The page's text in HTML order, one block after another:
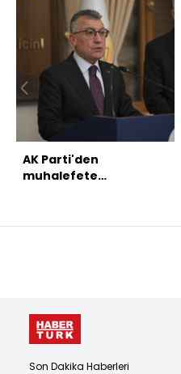
AK Parti'den
muhalefete
Son Dakika Haberleri